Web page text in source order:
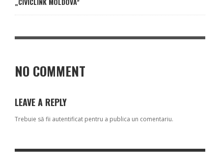
NO COMMENT
LEAVE A REPLY
Trebuie să fii autentificat pentru a publica un comentariu.